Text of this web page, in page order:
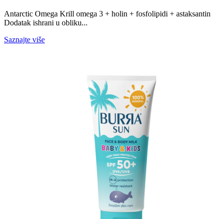
Antarctic Omega Krill omega 3 + holin + fosfolipidi + astaksantin
Dodatak ishrani u obliku...
Saznajte više